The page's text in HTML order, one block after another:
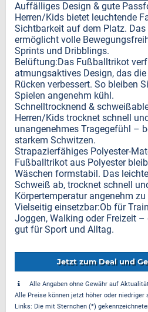
Auffälliges Design & gute
Herren/Kids bietet leuchtende
Sichtbarkeit auf dem Platz.
ermöglicht volle
Sprints und Dribblings.
Belüftung:Das Fußballtrikot
atmungsaktives Design, das
Rücken verbessert. So bleiben
Spielen angenehm kühl.
Schnelltrocknend &
Herren/Kids trocknet schnell
unangenehmes Tragegefühl –
starkem Schwitzen.
Strapazierfähiges Polyester-
Fußballtrikot aus Polyester
Wäschen formstabil. Das
Schweiß ab, trocknet schnell
Körpertemperatur angenehm zu
Vielseitig einsetzbar:Ob für
Joggen, Walking oder Freizeit
gut für Sport und Alltag.
Jetzt zum Deal und
Alle Angaben ohne Gewähr auf
Alle Preise können jetzt höher oder
Links: Die mit Sternchen (*)